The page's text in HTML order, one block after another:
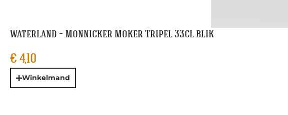
Waterland – Monnicker Moker Tripel 33cl blik
€ 4,10
Winkelmand